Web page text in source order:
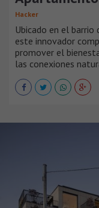
Hacker
Ubicado en el
este innovador
promover el
las conexiones